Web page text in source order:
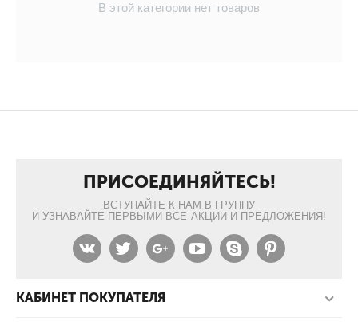
В этой категории нет товаров
ПРИСОЕДИНЯЙТЕСЬ!
ВСТУПАЙТЕ К НАМ В ГРУППУ
И УЗНАВАЙТЕ ПЕРВЫМИ ВСЕ АКЦИИ И ПРЕДЛОЖЕНИЯ!
КАБИНЕТ ПОКУПАТЕЛЯ